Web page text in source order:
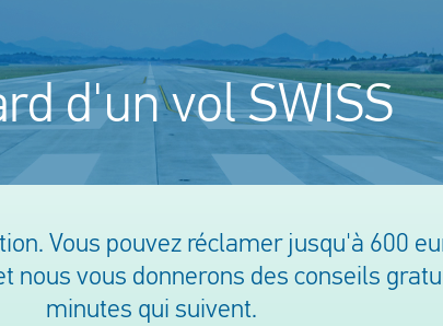
d'un vol SWISS
Vous pouvez réclamer jusqu'à 600
nous vous donnerons des conseils
minutes qui suivent.